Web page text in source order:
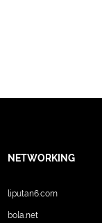
NETWORKING
liputan6.com
bola.net